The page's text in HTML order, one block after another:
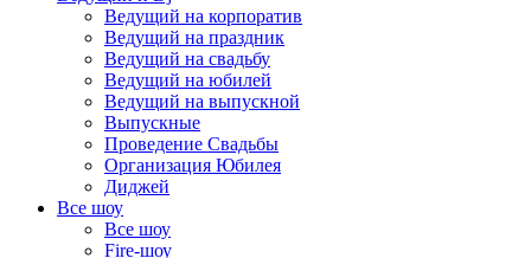
Ведущий на корпоратив
Ведущий на праздник
Ведущий на свадьбу
Ведущий на юбилей
Ведущий на выпускной
Выпускные
Проведение Свадьбы
Организация Юбилея
Диджей
Все шоу
Все шоу
Fire-шоу